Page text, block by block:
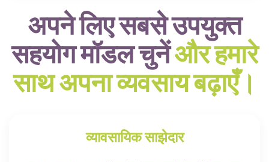
अपने लिए सबसे उपयुक्त
सहयोग मॉडल चुनेंऔर हमारे
साथ अपना व्यवसाय बढ़ाएँ।
व्यावसायिक साझेदार